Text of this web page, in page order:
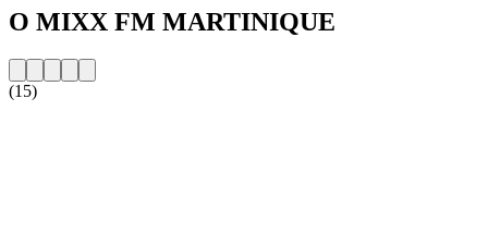
O MIXX FM MARTINIQUE
(15)